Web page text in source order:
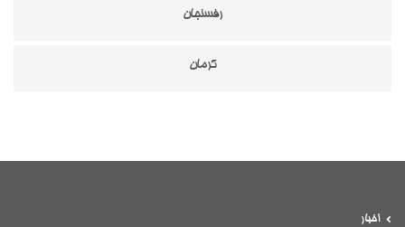
رفسنجان
كرمان
اخبار